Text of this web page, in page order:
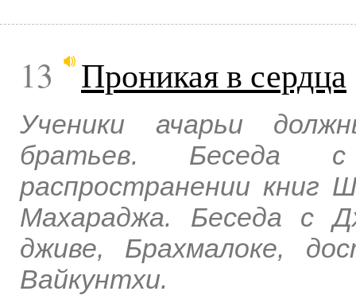
13 Проникая в сердца
Ученики ачарьи
братьев. Беседа
распространении
Махараджа. Беседа с
дживе, Брахмалоке,
Вайкунтхи.